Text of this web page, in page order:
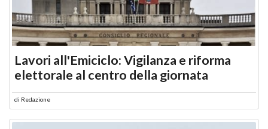
Lavori all'Emiciclo: Vigilanza e riforma
elettorale al centro della giornata
di Redazione